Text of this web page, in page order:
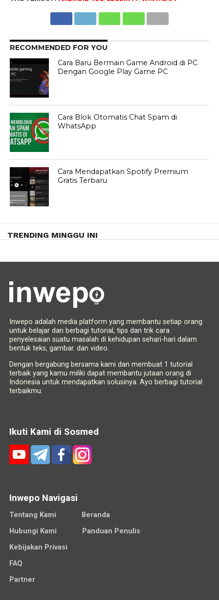
RECOMMENDED FOR YOU
Cara Baru Bermain Game Android di PC
Dengan Google Play Game PC
Cara Blok Otomatis Chat Spam di
WhatsApp
Cara Mendapatkan Spotify Premium
Gratis Terbaru
TRENDING MINGGU INI
Inwepo adalah media platform yang membantu setiap orang
untuk belajar dan berbagi tutorial, tips dan trik cara
penyelesaian suatu masalah di kehidupan sehari-hari dalam
bentuk teks, gambar. dan video.
Dengan bergabung bersama kami dan membuat 1 tutorial
terbaik yang kamu miliki dapat membantu jutaan orang di
Indonesia untuk mendapatkan solusinya. Ayo berbagi tutorial
terbaikmu.
Ikuti Kami di Sosmed
Inwepo Navigasi
Tentang Kami
Beranda
Hubungi Kami
Panduan Penulis
Kebijakan Privasi
FAQ
Partner